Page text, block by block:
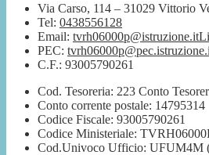
Via Carso, 114 – 31029 Vittorio
Tel: 0438556128
Email: tvrh06000p@istruzione.it
PEC:
C.F.: 93005790261
Cod. Tesoreria: 223 Conto
Conto corrente postale: 14795314
Codice Fiscale: 93005790261
Codice Ministeriale:
Cod.Univoco Ufficio: UFUM4M